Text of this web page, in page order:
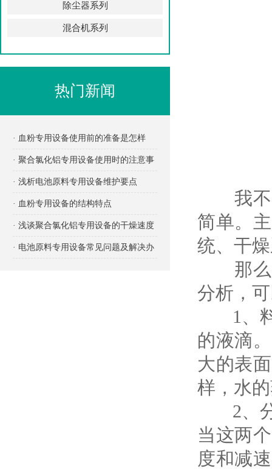
除尘器系列
混合机系列
热门新闻
· 血粉专用设备使用前的准备是怎样
的？
· 聚合氯化铝专用设备使用时的注意事
项有哪些？
· 浅析电池原料专用设备维护要点
· 血粉专用设备的结构特点
· 浅谈聚合氯化铝专用设备的干燥速度
· 电池原料专用设备常见问题及解决办
我不知
简单。
统、干
那么，
分析，
1、料
的液滴
大的表
样，水
2、分
当这两
度和减